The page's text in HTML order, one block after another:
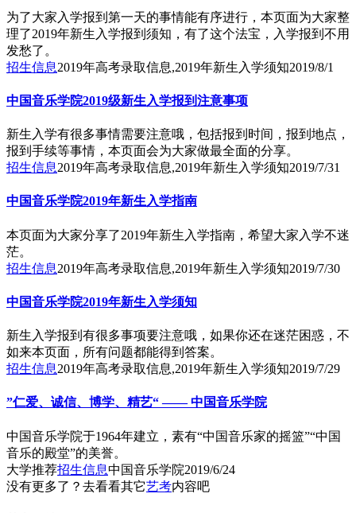
为了大家入学报到第一天的事情能有序进行，本页面为大家整
理了2019年新生入学报到须知，有了这个法宝，入学报到不用
发愁了。
招生信息2019年高考录取信息,2019年新生入学须知2019/8/1
中国音乐学院2019级新生入学报到注意事项
新生入学有很多事情需要注意哦，包括报到时间，报到地点，
报到手续等事情，本页面会为大家做最全面的分享。
招生信息2019年高考录取信息,2019年新生入学须知2019/7/31
中国音乐学院2019年新生入学指南
本页面为大家分享了2019年新生入学指南，希望大家入学不迷
茫。
招生信息2019年高考录取信息,2019年新生入学须知2019/7/30
中国音乐学院2019年新生入学须知
新生入学报到有很多事项要注意哦，如果你还在迷茫困惑，不
如来本页面，所有问题都能得到答案。
招生信息2019年高考录取信息,2019年新生入学须知2019/7/29
”仁爱、诚信、博学、精艺“ —— 中国音乐学院
中国音乐学院于1964年建立，素有“中国音乐家的摇篮”“中国
音乐的殿堂”的美誉。
大学推荐招生信息中国音乐学院2019/6/24
没有更多了？去看看其它艺考内容吧